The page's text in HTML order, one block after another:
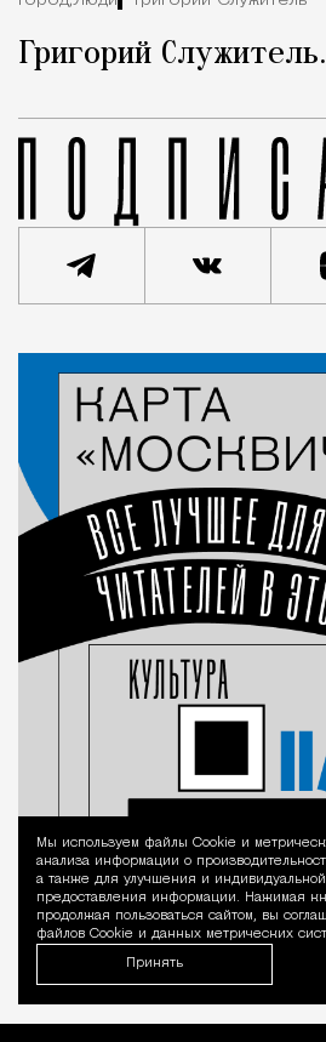
Григорий
Мы используем файлы Сookie и
анализа информации о
а также для улучшения и
предоставления информации. Нажимая
продолжая пользоваться сайтом, вы
файлов Cookie и данных метрических
Принять